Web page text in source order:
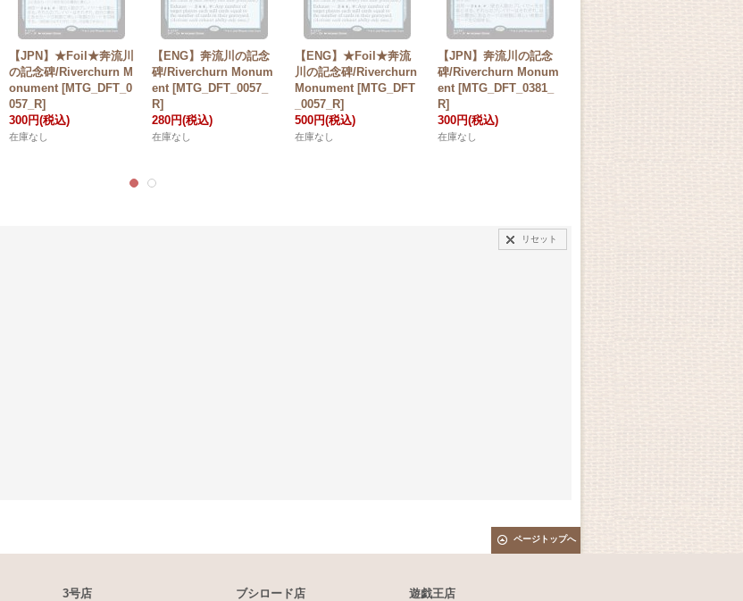
【JPN】★Foil★奔流川
の記念碑/Riverchurn M
onument [MTG_DFT_0
057_R]
300円(税込)
在庫なし
【ENG】奔流川の記念
碑/Riverchurn Monum
ent [MTG_DFT_0057_
R]
280円(税込)
在庫なし
【ENG】★Foil★奔流
川の記念碑/Riverchurn
Monument [MTG_DFT
_0057_R]
500円(税込)
在庫なし
【JPN】奔流川の記念
碑/Riverchurn Monum
ent [MTG_DFT_0381_
R]
300円(税込)
在庫なし
リセット
ページトップへ
3号店 ブシロード店 遊戯王店